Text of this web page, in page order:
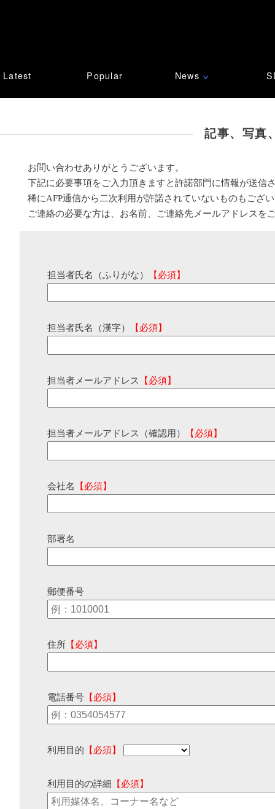
Latest Popular News ∨
記事、写真
お問い合わせありがとうございます。
下記に必要事項をご入力頂きますと許諾部門に情報が送信
稀にAFP通信から二次利用が許諾されていないものもござ
ご連絡の必要な方は、お名前、ご連絡先メールアドレスを
担当者氏名（ふりがな） 【必須】
担当者氏名（漢字） 【必須】
担当者メールアドレス 【必須】
担当者メールアドレス（確認用） 【必須】
会社名 【必須】
部署名
郵便番号
住所 【必須】
電話番号 【必須】
利用目的 【必須】
利用目的の詳細 【必須】